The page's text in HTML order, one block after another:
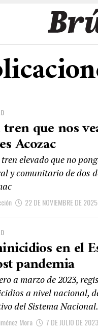
que nos
Acozac
elevado que no
y comunitario de dos
22 DE NOVIEMBRE DE 2025
en el
pandemia
a marzo de 2023,
a nivel nacional,
del Sistema
Mora 7 DE JULIO DE 2023